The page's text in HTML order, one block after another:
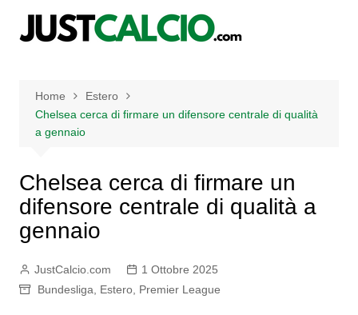
Home
Estero
Chelsea cerca di firmare un difensore centrale di qualità
a gennaio
Chelsea cerca di firmare un
difensore centrale di qualità a
gennaio
JustCalcio.com
1 Ottobre 2025
Bundesliga
Estero, Premier League